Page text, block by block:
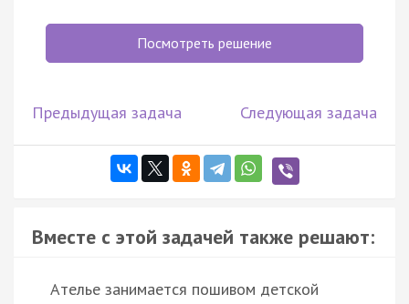
Посмотреть решение
Предыдущая задача Следующая задача
Вместе с этой задачей также решают:
Ателье занимается пошивом детской